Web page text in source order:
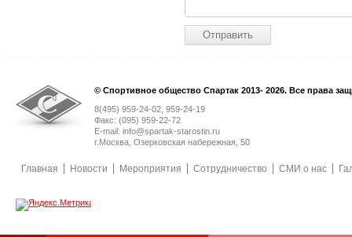
© Спортивное общество Спартак 2013- 2026. Все права
8(495) 959-24-02, 959-24-19
Факс: (095) 959-22-72
E-mail: info@spartak-starostin.ru
г.Москва, Озерковская набережная, 50
Главная Новости Мероприятия Сотрудничество СМИ о нас